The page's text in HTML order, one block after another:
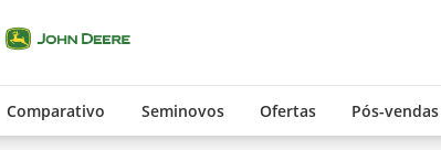
Comparativo Seminovos Ofertas Pós-vendas